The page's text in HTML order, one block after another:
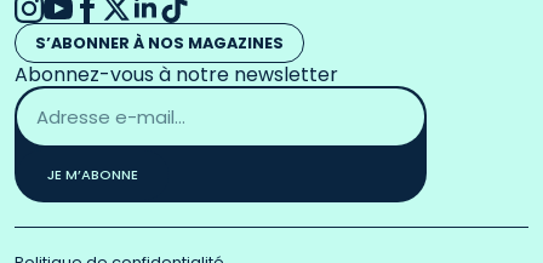
S’ABONNER À NOS MAGAZINES
Abonnez-vous à notre newsletter
Adresse
email
*
JE M’ABONNE